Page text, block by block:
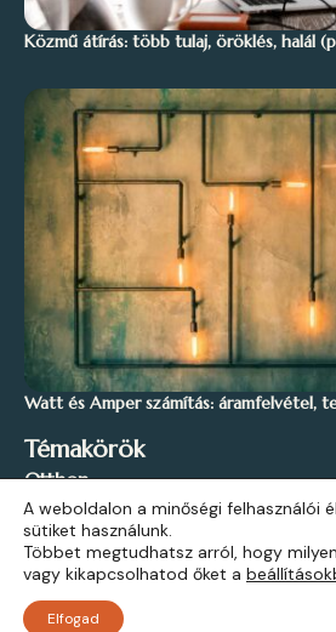
Közmű átírás: több tulaj, öröklés, halál
Watt és Amper számítás: áramfelvétel,
Témakörök
Otthon
Stílus és Inspiráció
Kert és Szabadidő
Építkezés
A weboldalon a minőségi felhasználói
sütiket használunk.
Többet megtudhatsz arról, hogy
vagy kikapcsolhatod őket a
Elfogad